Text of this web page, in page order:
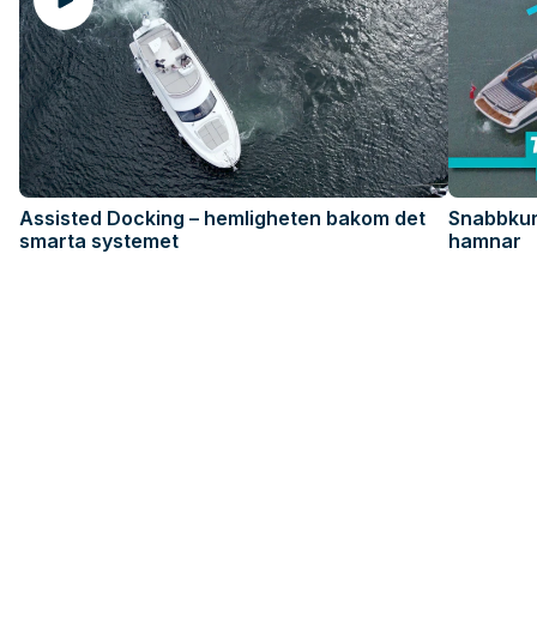
Assisted Docking – hemligheten bakom det
smarta systemet
hamnar